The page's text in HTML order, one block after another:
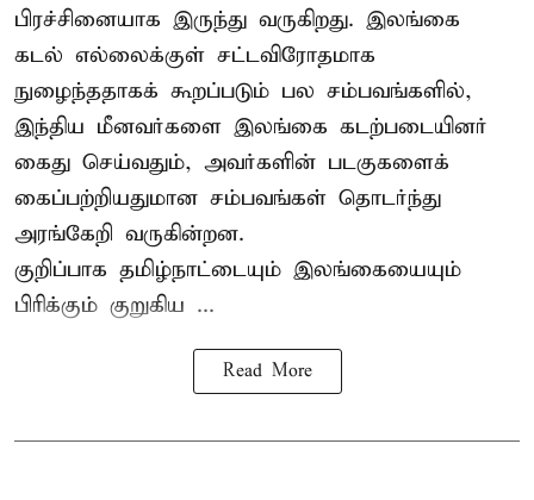
பிரச்சினையாக இருந்து வருகிறது. இலங்கை
கடல் எல்லைக்குள் சட்டவிரோதமாக
நுழைந்ததாகக் கூறப்படும் பல சம்பவங்களில்,
இந்திய மீனவர்களை இலங்கை கடற்படையினர்
கைது செய்வதும், அவர்களின் படகுகளைக்
கைப்பற்றியதுமான சம்பவங்கள் தொடர்ந்து
அரங்கேறி வருகின்றன.
குறிப்பாக தமிழ்நாட்டையும் இலங்கையையும்
பிரிக்கும் குறுகிய ...
Read More